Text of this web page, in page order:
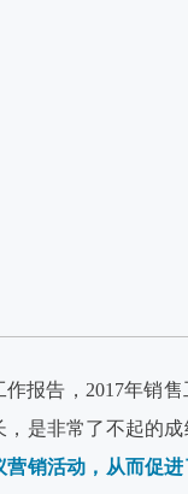
报告， 2017年销
是非常了不起的成
销活动，从而促